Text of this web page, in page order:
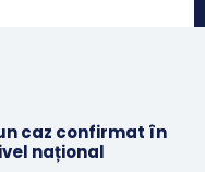
caz confirmat în
național